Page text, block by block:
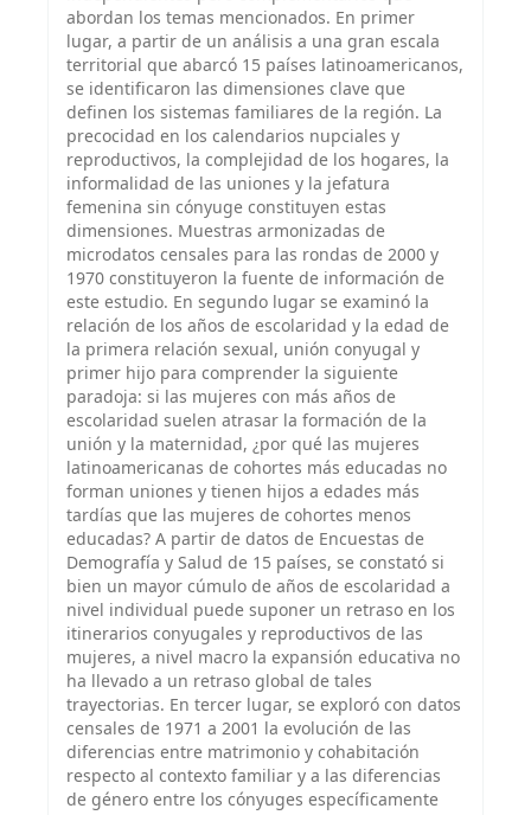
abordan los temas mencionados. En primer
lugar, a partir de un análisis a una gran escala
territorial que abarcó 15 países latinoamericanos,
se identificaron las dimensiones clave que
definen los sistemas familiares de la región. La
precocidad en los calendarios nupciales y
reproductivos, la complejidad de los hogares, la
informalidad de las uniones y la jefatura
femenina sin cónyuge constituyen estas
dimensiones. Muestras armonizadas de
microdatos censales para las rondas de 2000 y
1970 constituyeron la fuente de información de
este estudio. En segundo lugar se examinó la
relación de los años de escolaridad y la edad de
la primera relación sexual, unión conyugal y
primer hijo para comprender la siguiente
paradoja: si las mujeres con más años de
escolaridad suelen atrasar la formación de la
unión y la maternidad, ¿por qué las mujeres
latinoamericanas de cohortes más educadas no
forman uniones y tienen hijos a edades más
tardías que las mujeres de cohortes menos
educadas? A partir de datos de Encuestas de
Demografía y Salud de 15 países, se constató si
bien un mayor cúmulo de años de escolaridad a
nivel individual puede suponer un retraso en los
itinerarios conyugales y reproductivos de las
mujeres, a nivel macro la expansión educativa no
ha llevado a un retraso global de tales
trayectorias. En tercer lugar, se exploró con datos
censales de 1971 a 2001 la evolución de las
diferencias entre matrimonio y cohabitación
respecto al contexto familiar y a las diferencias
de género entre los cónyuges específicamente